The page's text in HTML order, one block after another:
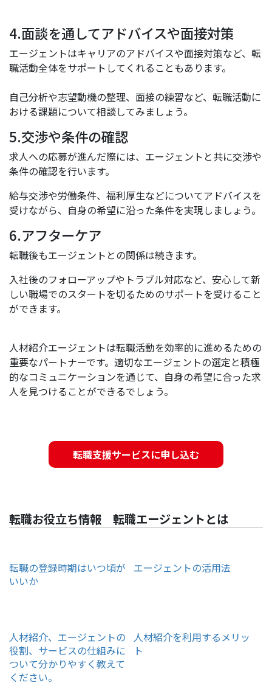
4.面談を通してアドバイスや面接対策
エージェントはキャリアのアドバイスや面接対策など、転
職活動全体をサポートしてくれることもあります。
自己分析や志望動機の整理、面接の練習など、転職活動に
おける課題について相談してみましょう。
5.交渉や条件の確認
求人への応募が進んだ際には、エージェントと共に交渉や
条件の確認を行います。
給与交渉や労働条件、福利厚生などについてアドバイスを
受けながら、自身の希望に沿った条件を実現しましょう。
6.アフターケア
転職後もエージェントとの関係は続きます。
入社後のフォローアップやトラブル対応など、安心して新
しい職場でのスタートを切るためのサポートを受けること
ができます。
人材紹介エージェントは転職活動を効率的に進めるための
重要なパートナーです。適切なエージェントの選定と積極
的なコミュニケーションを通じて、自身の希望に合った求
人を見つけることができるでしょう。
転職支援サービスに申し込む
転職お役立ち情報 転職エージェントとは
転職の登録時期はいつ頃が
いいか
エージェントの活用法
人材紹介、エージェントの
役割、サービスの仕組みに
ついて分かりやすく教えて
ください。
人材紹介を利用するメリッ
ト